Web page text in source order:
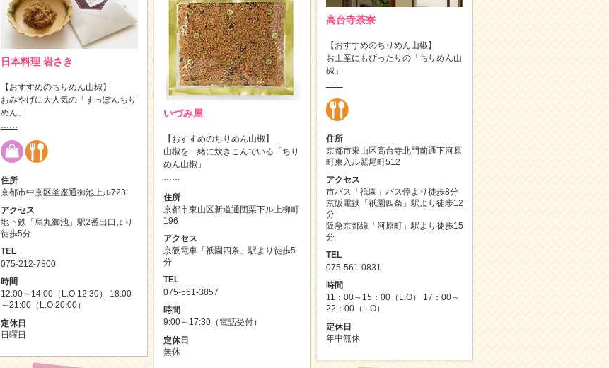
高台寺茶寮
【おすすめのちりめん山椒】
お土産にもぴったりの「ちりめん山
椒」
……
住所
京都市東山区高台寺北門前通下河原
町東入ル鷲尾町512
アクセス
市バス「祇園」バス停より徒歩8分
京阪電鉄「祇園四条」駅より徒歩12
分
阪急京都線「河原町」駅より徒歩15
分
TEL
075-561-0831
時間
11：00～15：00（L.O） 17：00～
22：00（L.O）
定休日
年中無休
日本料理 岩さき
【おすすめのちりめん山椒】
おみやげに大人気の「すっぽんちり
めん」
……
住所
京都市中京区釜座通御池上ル723
アクセス
地下鉄「烏丸御池」駅2番出口より
徒歩5分
TEL
075-212-7800
時間
12:00～14:00（L.O 12:30） 18:00
～21:00（L.O 20:00）
定休日
日曜日
いづみ屋
【おすすめのちりめん山椒】
山椒を一緒に炊きこんでいる「ちり
めん山椒」
……
住所
京都市東山区新道通団栗下ル上柳町
196
アクセス
京阪電車「祇園四条」駅より徒歩5
分
TEL
075-561-3857
時間
9:00～17:30（電話受付）
定休日
無休